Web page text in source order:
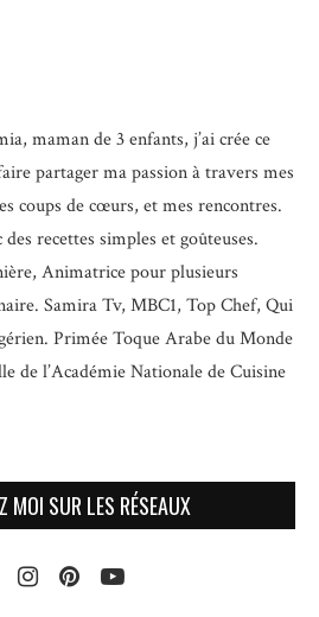
maman de 3 enfants, j’ai crée ce
partager ma passion à travers mes
coups de cœurs, et mes rencontres.
recettes simples et goûteuses.
Animatrice pour plusieurs
Samira Tv, MBC1, Top Chef, Qui
Primée Toque Arabe du Monde
de l’Académie Nationale de Cuisine
MOI SUR LES RÉSEAUX